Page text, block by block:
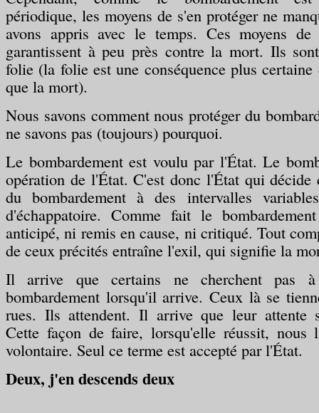
périodique, les moyens de s'en protéger ne
avons appris avec le temps. Ces moyens de
garantissent à peu près contre la mort. Ils
folie (la folie est une conséquence plus certaine
que la mort).
Nous savons comment nous protéger du
ne savons pas (toujours) pourquoi.
Le bombardement est voulu par l'État. Le
opération de l'État. C'est donc l'État qui décide
du bombardement à des intervalles
d'échappatoire. Comme fait le
anticipé, ni remis en cause, ni critiqué. Tout
de ceux précités entraîne l'exil, qui signifie la
Il arrive que certains ne cherchent pas
bombardement lorsqu'il arrive. Ceux là se
rues. Ils attendent. Il arrive que leur attente
Cette façon de faire, lorsqu'elle réussit, nous
volontaire. Seul ce terme est accepté par l'État.
Deux, j'en descends deux